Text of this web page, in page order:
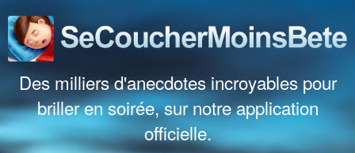
Des milliers d'anecdotes incroyables pour
briller en soirée, sur notre application
officielle.